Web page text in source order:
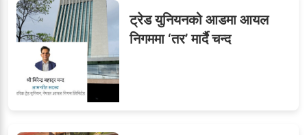
ट्रेड युनियनको आडमा आयल
निगममा ‘तर’ मार्दै चन्द